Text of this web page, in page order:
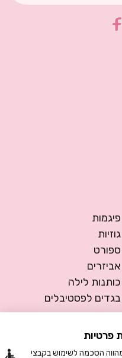
פיגמות
גוזיות
ספורט
אביזרים
כותנות לילה
בגדים לפסטיבלים
פרטיות
הסכמה לשימוש בקבצי